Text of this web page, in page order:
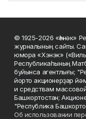
© 1925-2026 «Һәнәк»
журналының сайты.
юмора «Хэнэк»
Республикаһының
буйынса агентлығы;
йорто акционерҙар
и средствам
Башкортостан;
"Республика
Об использовании